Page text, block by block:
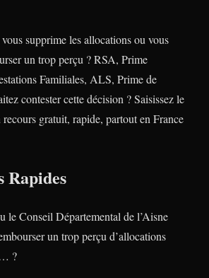
supprime les allocations ou vous
un trop perçu ? RSA, Prime
Familiales, ALS, Prime de
contester cette décision ? Saisissez le
gratuit, rapide, partout en France
Rapides
Conseil Départemental de l’Aisne
un trop perçu d’allocations
?